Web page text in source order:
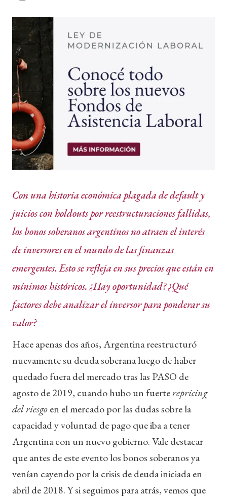
Con una historia económica plagada de default y
juicios con holdouts por reestructuraciones fallidas,
los bonos soberanos argentinos no atraen el interés
de inversores en el mundo de las finanzas
emergentes. Esto se refleja en sus precios que están en
mínimos históricos. ¿Hay oportunidad? ¿Qué
factores debe analizar el inversor para ponderar su
valor?
Hace apenas dos años, Argentina reestructuró
nuevamente su deuda soberana luego de haber
quedado fuera del mercado tras las PASO de
agosto de 2019, cuando hubo un fuerterepricing
del riesgoen el mercado por las dudas sobre la
capacidad y voluntad de pago que iba a tener
Argentina con un nuevo gobierno. Vale destacar
que antes de este evento los bonos soberanos ya
venían cayendo por la crisis de deuda iniciada en
abril de 2018. Y si seguimos para atrás, vemos que